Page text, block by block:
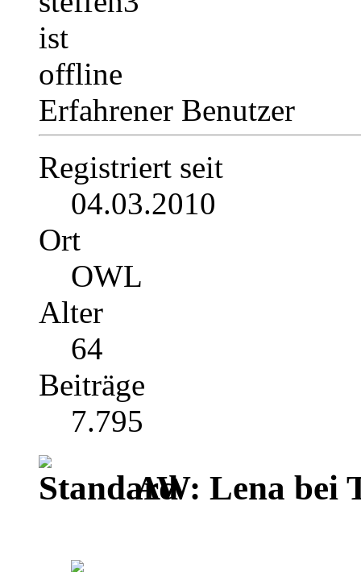
Erfahrener Benutzer
Registriert seit
04.03.2010
Ort
OWL
Alter
64
Beiträge
7.795
AW: Lena bei